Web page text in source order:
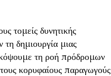
τομείς δυνητικής
δημιουργία μιας
τη ροή πρόδρομων
κορυφαίους παραγωγούς